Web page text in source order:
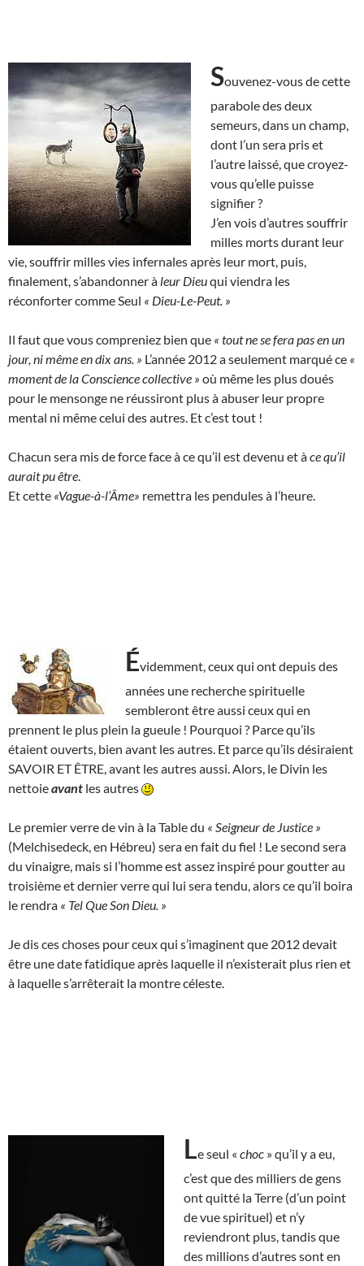
Souvenez-vous de cette
parabole des deux
semeurs, dans un champ,
dont l’un sera pris et
l’autre laissé, que croyez-
vous qu’elle puisse
signifier ?
J’en vois d’autres souffrir
milles morts durant leur
vie, souffrir milles vies infernales après leur mort, puis,
finalement, s’abandonner à leur Dieuqui viendra les
réconforter comme Seul « Dieu-Le-Peut. »
Il faut que vous compreniez bien que « tout ne se fera pas en un
jour, ni même en dix ans. » L’année 2012 a seulement marqué ce «
moment de la Conscience collective » où même les plus doués
pour le mensonge ne réussiront plus à abuser leur propre
mental ni même celui des autres. Et c’est tout !
Chacun sera mis de force face à ce qu’il est devenu et àce qu’il
aurait pu être
Et cette «Vague-à-l’Âme» remettra les pendules à l’heure.
Évidemment, ceux qui ont depuis des
années une recherche spirituelle
sembleront être aussi ceux qui en
prennent le plus plein la gueule ! Pourquoi ? Parce qu’ils
étaient ouverts, bien avant les autres. Et parce qu’ils désiraient
SAVOIR ET ÊTRE, avant les autres aussi. Alors, le Divin les
nettoieavant les autres
Le premier verre de vin à la Table du « Seigneur de Justice »
(Melchisedeck, en Hébreu) sera en fait du fiel ! Le second sera
du vinaigre, mais si l’homme est assez inspiré pour goutter au
troisième et dernier verre qui lui sera tendu, alors ce qu’il boira
le rendra « Tel Que Son Dieu. »
Je dis ces choses pour ceux qui s’imaginent que 2012 devait
être une date fatidique après laquelle il n’existerait plus rien et
à laquelle s’arrêterait la montre céleste.
Le seul « choc » qu’il y a eu,
c’est que des milliers de gens
ont quitté la Terre (d’un point
de vue spirituel) et n’y
reviendront plus, tandis que
des millions d’autres sont en